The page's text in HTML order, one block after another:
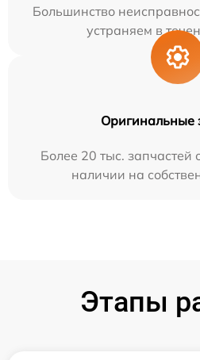
Большинство
устраняем в
Оригинальные
Более 20 тыс. запчастей
наличии на
Этапы